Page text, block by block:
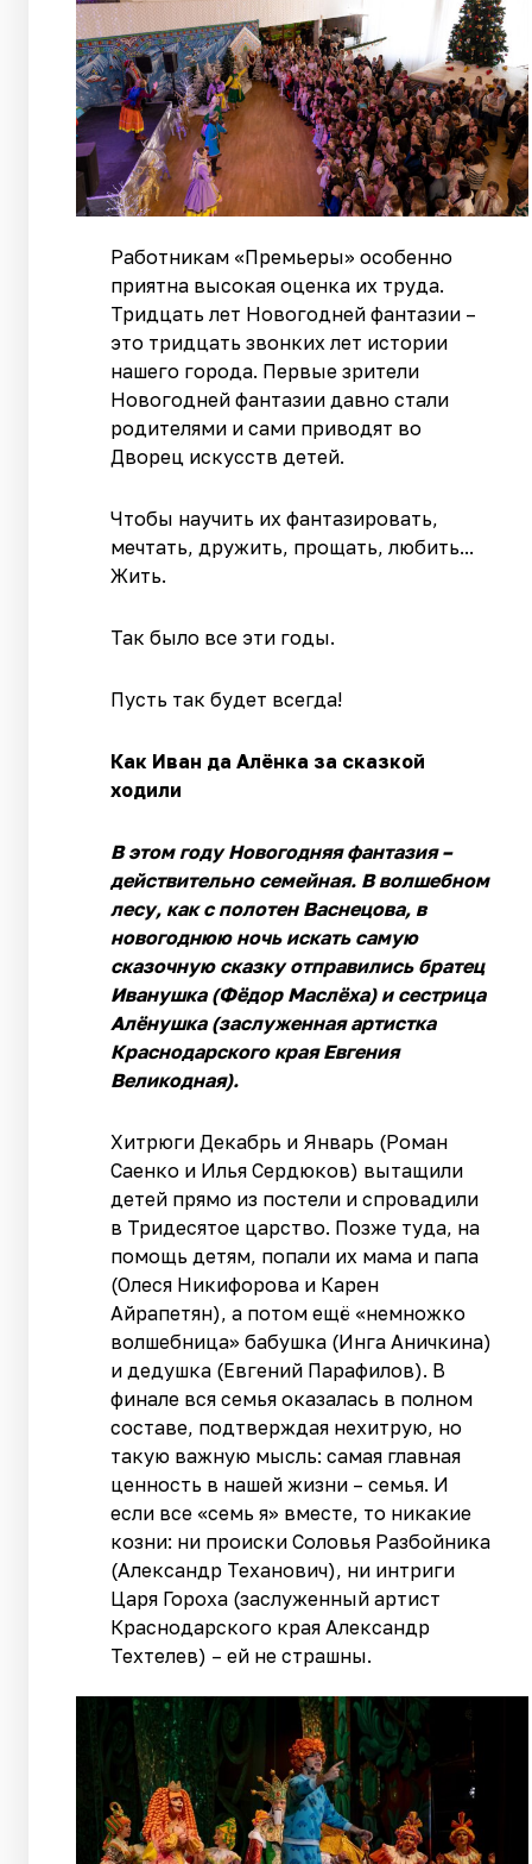
Работникам «Премьеры» особенно
приятна высокая оценка их труда.
Тридцать лет Новогодней фантазии –
это тридцать звонких лет истории
нашего города. Первые зрители
Новогодней фантазии давно стали
родителями и сами приводят во
Дворец искусств детей.
Чтобы научить их фантазировать,
мечтать, дружить, прощать, любить...
Жить.
Так было все эти годы.
Пусть так будет всегда!
Как Иван да Алёнка за сказкой
ходили
В этом году Новогодняя фантазия –
действительно семейная. В волшебном
лесу, как с полотен Васнецова, в
новогоднюю ночь искать самую
сказочную сказку отправились братец
Иванушка (Фёдор Маслёха) и сестрица
Алёнушка (заслуженная артистка
Краснодарского края Евгения
Великодная).
Хитрюги Декабрь и Январь (Роман
Саенко и Илья Сердюков) вытащили
детей прямо из постели и спровадили
в Тридесятое царство. Позже туда, на
помощь детям, попали их мама и папа
(Олеся Никифорова и Карен
Айрапетян), а потом ещё «немножко
волшебница» бабушка (Инга Аничкина)
и дедушка (Евгений Парафилов). В
финале вся семья оказалась в полном
составе, подтверждая нехитрую, но
такую важную мысль: самая главная
ценность в нашей жизни – семья. И
если все «семь я» вместе, то никакие
козни: ни происки Соловья Разбойника
(Александр Теханович), ни интриги
Царя Гороха (заслуженный артист
Краснодарского края Александр
Техтелев) – ей не страшны.